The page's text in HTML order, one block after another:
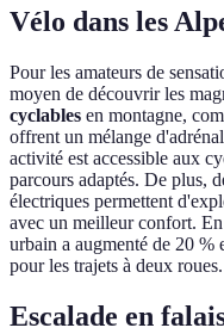
Vélo dans les
Pour les amateurs de
moyen de découvrir les
cyclables en montagne,
offrent un mélange
activité est accessible aux
parcours adaptés. De plus,
électriques permettent
avec un meilleur confort.
urbain a augmenté de 20 %
pour les trajets à deux roues.
Escalade en